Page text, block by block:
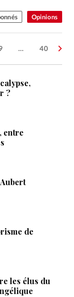
Opinions
… 40
?
entre
de
les élus du